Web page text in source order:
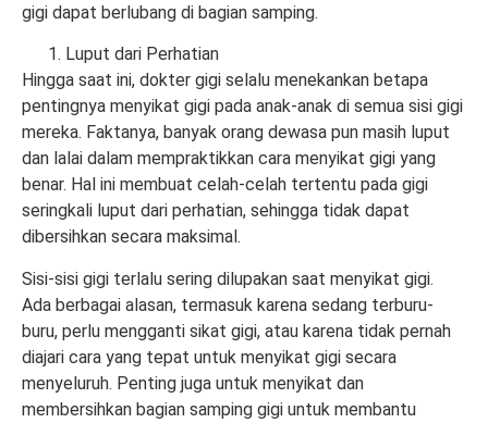
gigi dapat berlubang di bagian samping.
Luput dari Perhatian
Hingga saat ini, dokter gigi selalu menekankan betapa
pentingnya menyikat gigi pada anak-anak di semua sisi gigi
mereka. Faktanya, banyak orang dewasa pun masih luput
dan lalai dalam mempraktikkan cara menyikat gigi yang
benar. Hal ini membuat celah-celah tertentu pada gigi
seringkali luput dari perhatian, sehingga tidak dapat
dibersihkan secara maksimal.
Sisi-sisi gigi terlalu sering dilupakan saat menyikat gigi.
Ada berbagai alasan, termasuk karena sedang terburu-
buru, perlu mengganti sikat gigi, atau karena tidak pernah
diajari cara yang tepat untuk menyikat gigi secara
menyeluruh. Penting juga untuk menyikat dan
membersihkan bagian samping gigi untuk membantu